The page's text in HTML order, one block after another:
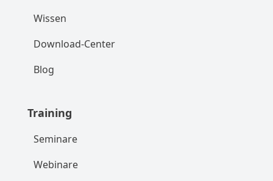
Wissen
Download-Center
Blog
Training
Seminare
Webinare